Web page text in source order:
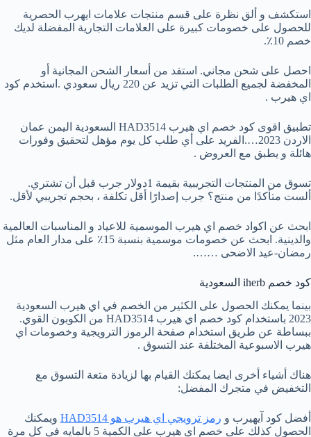
استكشف و ألق نظرة على قسم منتجات علامات ايهرب الحصرية
للحصول على خصومات كبيرة على العلامات التجارية المفضلة لديك
خصم 10٪.
احصل على شحن مجاني. استفد من أسعار الشحن المجانية أو
المخفضة لجميع الطلبات التي تزيد عن 220 ريال سعودي .استخدم كود
اي هيرب .
تطبيق اقوى كود خصم اي هيرب HAD3514 السعودية اليمن عمان
الاردن 2023….الفريد على أي طلب كل يوم مؤهل لتحقيق وفورات
هائلة و يطبق مع العروض .
تسوق من المنتجات التجريبية بقيمة 1دولار جرب قبل أن تشتري.
ألست متأكدًا من منتج؟ جرب إصدارًا أقل تكلفة ، بحجم تجريبي لأقل.
ابحث عن اكواد خصم اي هيرب الموسمية للاعياد و المناسبات العالمية
والدينية. ابحث عن خصومات موسمية بنسبة 15٪ على مدار العام مثل
رمضان-عيد الاضحى …….
كود خصم iherb السعودية
بينما يمكنك الحصول على الكثير من الخصم في اي هيرب السعودية
2023 باستخدام كود خصم اي هيرب HAD3514 من الكوبون القوي.
ببساطة عن طريق استخدام صفحة الرموز الترويجية وخصومات اي
هيرب الاسبوعية المختلفة عند التسوق .
هناك أشياء أخرى ايضا يمكنك القيام بها لزيادة متعة التسوق مع
التخفيض في متجرك المفضل:
أفضل كود آيهيرب و رمز ترويجي اي هيرب هو HAD3514
ويمكنك
الحصول كذلك على خصم اي هيرب على الكمية 5 بالمايه في كل مرة